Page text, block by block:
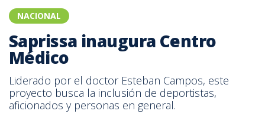
NACIONAL
Saprissa inaugura Centro
Médico
Liderado por el doctor Esteban Campos, este
proyecto busca la inclusión de deportistas,
aficionados y personas en general.